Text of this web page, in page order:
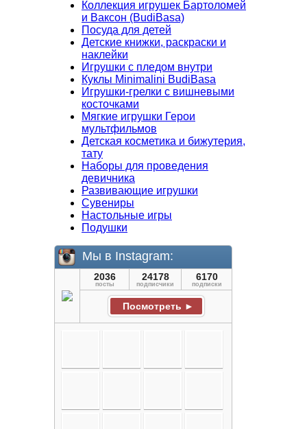
Коллекция игрушек Бартоломей
и Ваксон (BudiBasa)
Посуда для детей
Детские книжки, раскраски и
наклейки
Игрушки с пледом внутри
Куклы Minimalini BudiBasa
Игрушки-грелки с вишневыми
косточками
Мягкие игрушки Герои
мультфильмов
Детская косметика и бижутерия,
тату
Наборы для проведения
девичника
Развивающие игрушки
Сувениры
Настольные игры
Подушки